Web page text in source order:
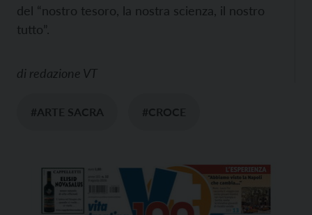
del “nostro tesoro, la nostra scienza, il nostro
tutto”.
di redazione VT
#ARTE SACRA #CROCE